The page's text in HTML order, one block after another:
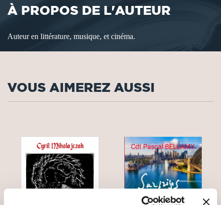
À PROPOS DE L'AUTEUR
Auteur en littérature, musique, et cinéma.
VOUS AIMEREZ AUSSI